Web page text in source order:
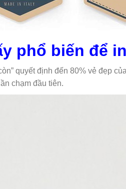
phổ biến để
quyết định đến 80% vẻ đẹp
chạm đầu tiên.